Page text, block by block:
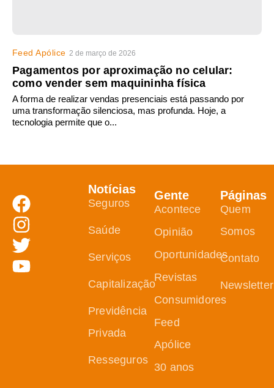
Feed Apólice 2 de março de 2026
Pagamentos por aproximação no celular:
como vender sem maquininha física
A forma de realizar vendas presenciais está passando por
uma transformação silenciosa, mas profunda. Hoje, a
tecnologia permite que o...
Notícias
Seguros
Saúde
Serviços
Capitalização
Previdência
Privada
Resseguros
Gente
Acontece
Opinião
Oportunidades
Revistas
Consumidores
Feed
Apólice
30 anos
Páginas
Quem
Somos
Contato
Newsletter